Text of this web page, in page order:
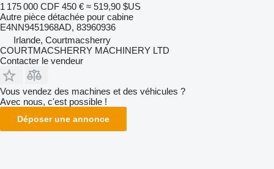
1 175 000 CDF 450 € ≈ 519,90 $US
Autre pièce détachée pour cabine
E4NN9451968AD, 83960936
Irlande, Courtmacsherry
COURTMACSHERRY MACHINERY LTD
Contacter le vendeur
Vous vendez des machines et des véhicules ?
Avec nous, c'est possible !
Déposer une annonce